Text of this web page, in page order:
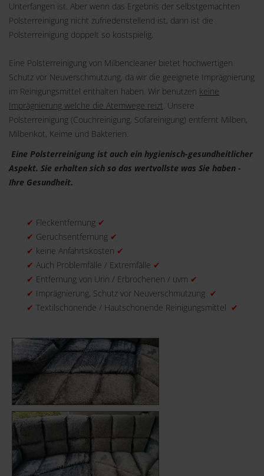
Unterfangen ist. Aber wenn das Ergebnis der selbstgemachten
Polsterreinigung nicht zufriedenstellend ist, dann ist die
Polsterreinigung doppelt so kostspielig.
Eine Polsterreinigung von Milbencleaner bietet hochwertigen
Schutz vor Neuverschmutzung, da wir die geeignete Imprägnierung
im Reinigungsmittel enthalten haben. Wir benutzen keine
Imprägnierung welche die Atemwege reizt. Unsere
Polsterreinigung (Couchreinigung, Sofareinigung) entfernt Milben,
Milbenkot, Keime und Bakterien.
Eine Polsterreinigung ist auch ein hygienisch-gesundheitlicher
Aspekt. Sie erhalten sich so das wertvollste was Sie haben -
Ihre Gesundheit.
✔ Fleckentfernung ✔
✔ Geruchsentfernung ✔
✔ keine Anfahrtskosten ✔
✔ Auch Problemfälle / Extremfälle ✔
✔ Entfernung von Urin / Erbrochenen / uvm ✔
✔ Imprägnierung, Schutz vor Neuverschmutzung ✔
✔ Textilschonende / Hautschonende Reinigungsmittel ✔